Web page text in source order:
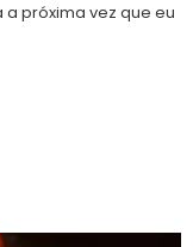
próxima vez que eu